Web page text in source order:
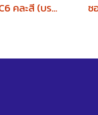
ซองจดหมาย C6 คละสี (บรรจุ500ซอง)